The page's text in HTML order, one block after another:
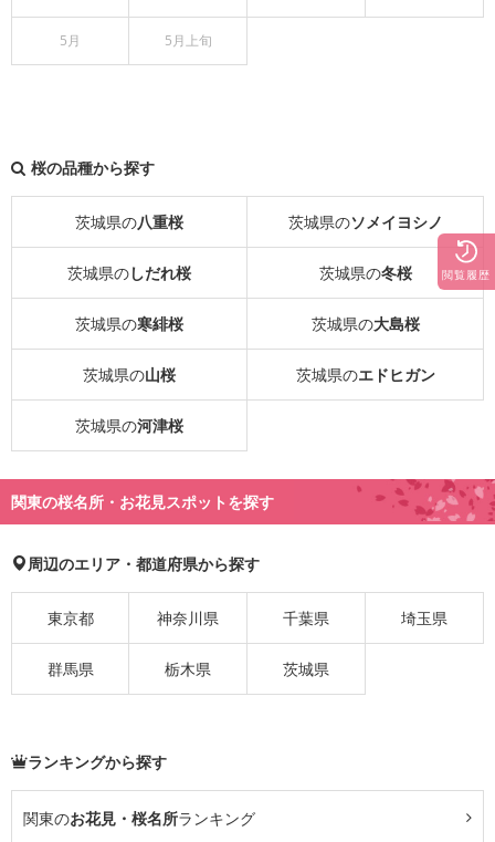
5月 5月上旬
桜の品種から探す
茨城県の八重桜 茨城県のソメイヨシノ
茨城県のしだれ桜 茨城県の冬桜
茨城県の寒緋桜 茨城県の大島桜
茨城県の山桜 茨城県のエドヒガン
茨城県の河津桜
関東の桜名所・お花見スポットを探す
周辺のエリア・都道府県から探す
東京都 神奈川県 千葉県 埼玉県
群馬県 栃木県 茨城県
ランキングから探す
関東のお花見・桜名所ランキング
閲覧履歴